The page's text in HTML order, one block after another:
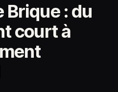
Brique : du
court à